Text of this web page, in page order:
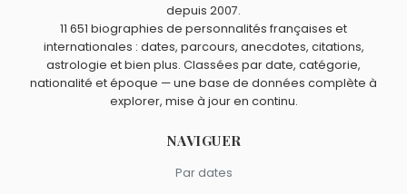
Brigitte Bardot Catherine Deneuve , Alexandra Lamy
Yves MontandetIngrid Chauvinsont du signe Balance.
depuis 2007.
11 651 biographies de personnalités françaises et
internationales : dates, parcours, anecdotes, citations,
astrologie et bien plus. Classées par date, catégorie,
nationalité et époque — une base de données complète à
explorer, mise à jour en continu.
NAVIGUER
Par dates